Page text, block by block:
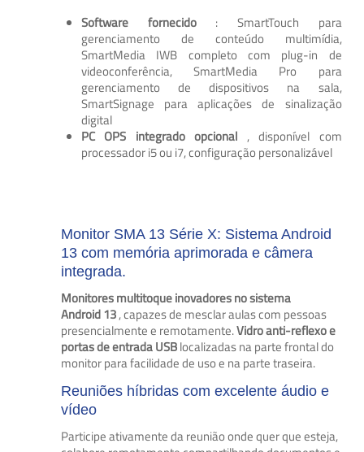
Software fornecido: SmartTouch para
gerenciamento de conteúdo multimídia,
SmartMedia IWB completo com plug-in de
videoconferência, SmartMedia Pro para
gerenciamento de dispositivos na sala,
SmartSignage para aplicações de sinalização
digital
PC OPS integrado opcional , disponível com
processador i5 ou i7, configuração personalizável
Monitor SMA 13 Série X: Sistema Android
13 com memória aprimorada e câmera
integrada.
Monitores multitoque inovadores no sistema
Android13, capazes de mesclar aulas com pessoas
presencialmente e remotamente.Vidro anti-reflexo e
portas de entrada USBlocalizadas na parte frontal do
monitor para facilidade de uso e na parte traseira.
Reuniões híbridas com excelente áudio e
vídeo
Participe ativamente da reunião onde quer que esteja,